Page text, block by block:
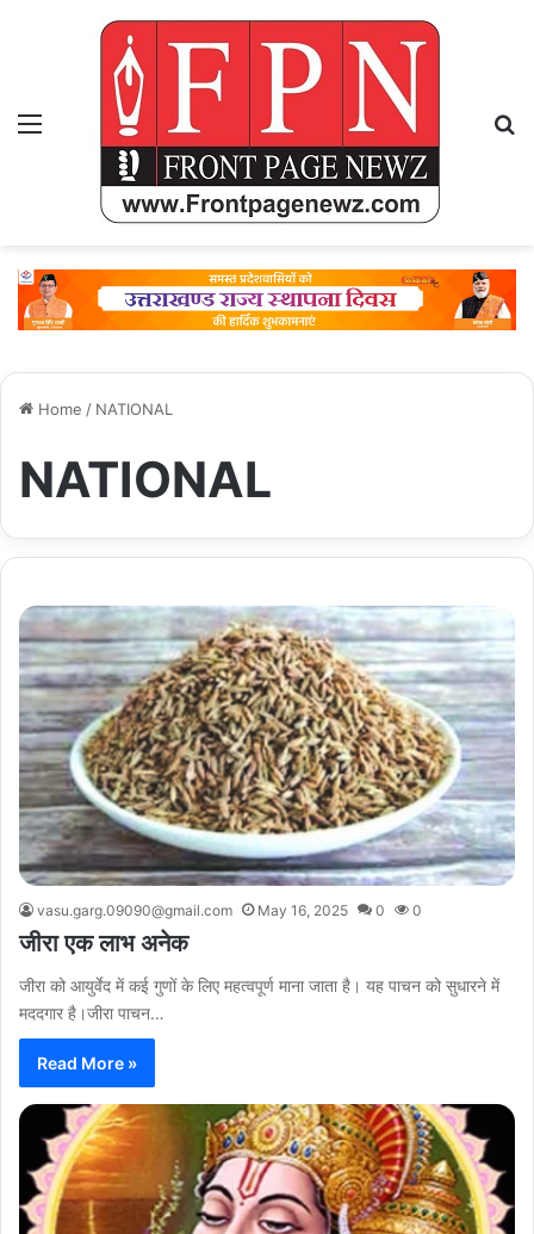
Menu
Home / NATIONAL
NATIONAL
vasu.garg.09090@gmail.com May 16, 2025 0 0
जीरा एक लाभ अनेक
जीरा को आयुर्वेद में कई गुणों के लिए महत्वपूर्ण माना जाता है। यह पाचन को सुधारने में
मददगार है।जीरा पाचन…
Read More »